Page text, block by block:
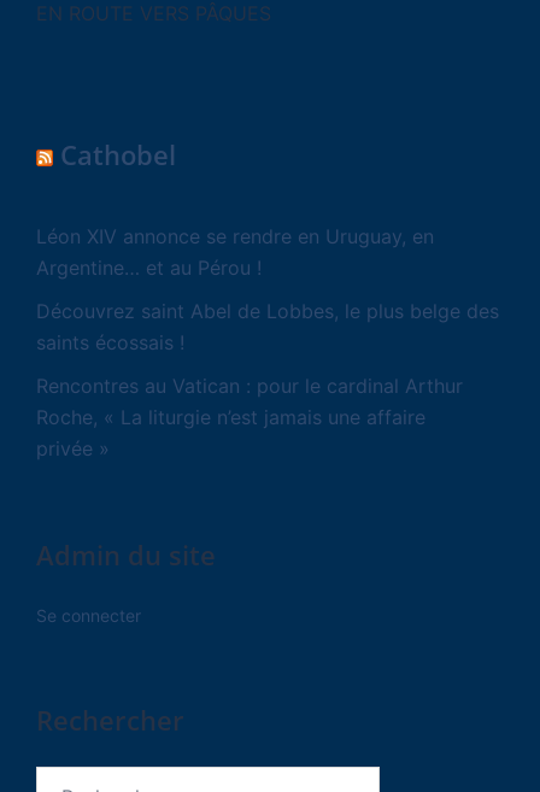
EN ROUTE VERS PÂQUES
Cathobel
Léon XIV annonce se rendre en Uruguay, en
Argentine… et au Pérou !
Découvrez saint Abel de Lobbes, le plus belge des
saints écossais !
Rencontres au Vatican : pour le cardinal Arthur
Roche, « La liturgie n’est jamais une affaire
privée »
Admin du site
Se connecter
Rechercher